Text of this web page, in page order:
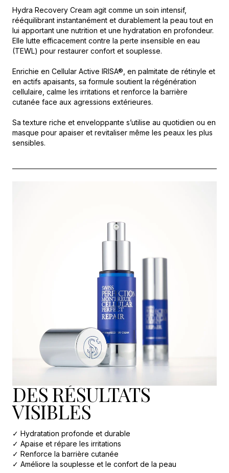
Hydra Recovery Cream agit comme un soin intensif,
rééquilibrant instantanément et durablement la peau tout en
lui apportant une nutrition et une hydratation en profondeur.
Elle lutte efficacement contre la perte insensible en eau
(TEWL) pour restaurer confort et souplesse.
Enrichie en Cellular Active IRISA®, en palmitate de rétinyle et
en actifs apaisants, sa formule soutient la régénération
cellulaire, calme les irritations et renforce la barrière
cutanée face aux agressions extérieures.
Sa texture riche et enveloppante s’utilise au quotidien ou en
masque pour apaiser et revitaliser même les peaux les plus
sensibles.
DES RÉSULTATS
VISIBLES
✓ Hydratation profonde et durable
✓ Apaise et répare les irritations
✓ Renforce la barrière cutanée
✓ Améliore la souplesse et le confort de la peau